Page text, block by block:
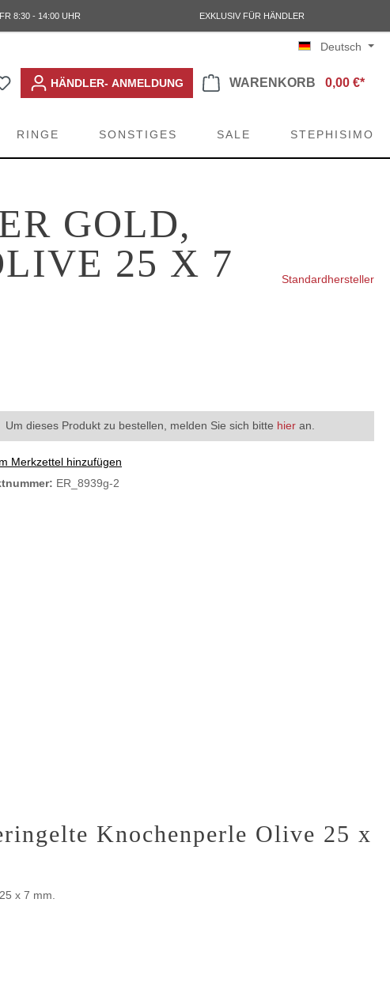
8:30 - 14:00 UHR EXKLUSIV FÜR HÄNDLER
Deutsch
HÄNDLER- ANMELDUNG WARENKORB 0,00 €*
RINGE SONSTIGES SALE STEPHISIMO
GOLD,
25 X 7
Standardhersteller
Um dieses Produkt zu bestellen, melden Sie sich bitte hier an.
Merkzettel hinzufügen
ER_8939g-2
Knochenperle Olive 25 x
x 7 mm.